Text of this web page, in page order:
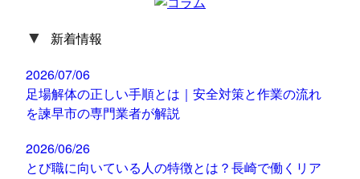
▼ 新着情報
2026/07/06
足場解体の正しい手順とは｜安全対策と作業の流れ
を諫早市の専門業者が解説
2026/06/26
とび職に向いている人の特徴とは？長崎で働くリア